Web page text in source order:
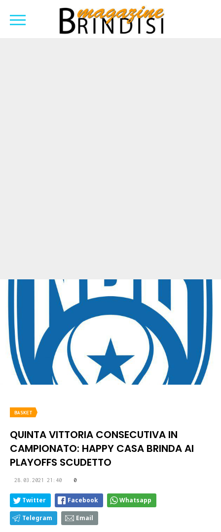
BASKET
QUINTA VITTORIA CONSECUTIVA IN
CAMPIONATO: HAPPY CASA BRINDA AI
PLAYOFFS SCUDETTO
28.03.2021 21:40 0
Twitter Facebook Whatsapp
Telegram Email